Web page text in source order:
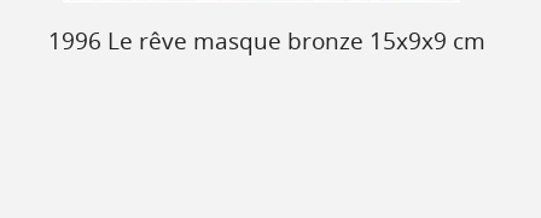
1996 Le rêve masque bronze 15x9x9 cm